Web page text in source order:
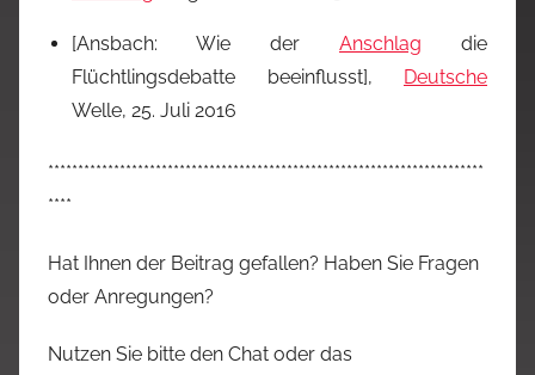
[Ansbach: Wie der Anschlag die
Flüchtlingsdebatte beeinflusst],
Deutsche
Welle, 25. Juli 2016
*************************************************************************
****
Hat Ihnen der Beitrag gefallen? Haben Sie Fragen
oder Anregungen?
Nutzen Sie bitte den Chat oder das